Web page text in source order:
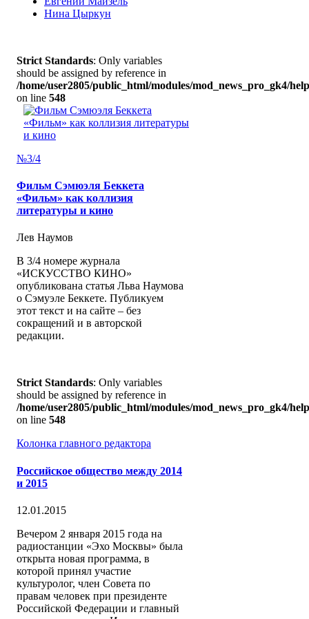
Нина Цыркун
Strict Standards: Only variables
should be assigned by reference in
/home/user2805/public_html/modules/mod_news_pro_gk4/
on line 548
№3/4
Фильм Сэмюэля Беккета
«Фильм» как коллизия
литературы и кино
Лев Наумов
В 3/4 номере журнала
«ИСКУССТВО КИНО»
опубликована статья Льва Наумова
о Сэмуэле Беккете. Публикуем
этот текст и на сайте – без
сокращений и в авторской
редакции.
Strict Standards: Only variables
should be assigned by reference in
/home/user2805/public_html/modules/mod_news_pro_gk4/
on line 548
Колонка главного редактора
Российское общество между 2014
и 2015
12.01.2015
Вечером 2 января 2015 года на
радиостанции «Эхо Москвы» была
открыта новая программа, в
которой принял участие
культуролог, член Совета по
правам человек при президенте
Российской Федерации и главный